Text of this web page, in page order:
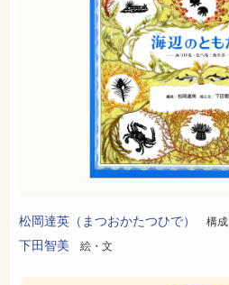
松岡達英（まつおかたつひで） 構成
下田智美 絵・文